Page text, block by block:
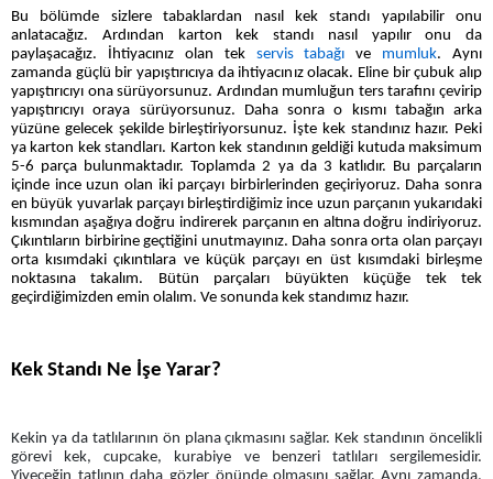
Bu bölümde sizlere tabaklardan nasıl kek standı yapılabilir onu
anlatacağız. Ardından karton kek standı nasıl yapılır onu da
paylaşacağız. İhtiyacınız olan tek servis tabağı ve mumluk. Aynı
zamanda güçlü bir yapıştırıcıya da ihtiyacın ızolacak. Eline bir çubuk alıp
yapıştırıcıyı ona sürüyorsunuz. Ardından mumluğun ters tarafını çevirip
yapıştırıcıyı oraya sürüyorsunuz. Daha sonra o kısmı tabağın arka
yüzüne gelecek şekilde birleştiriyorsunuz. İşte kek standınız hazır. Peki
ya karton kek standları. Karton kek standının geldiği kutuda maksimum
5-6 parça bulunmaktadır. Toplamda 2 ya da 3 katlıdır. Bu parçaların
içinde ince uzun olan iki parçayı birbirlerinden geçiriyoruz. Daha sonra
en büyük yuvarlak parçayı birleştirdiğimiz ince uzun parçanın yukarıdaki
kısmından aşağıya doğru indirerek parçanın en altına doğru indiriyoruz.
Çıkıntıların birbirine geçtiğini unutmayınız. Daha sonra orta olan parçayı
orta kısımdaki çıkıntılara ve küçük parçayı en üst kısımdaki birleşme
noktasına takalım. Bütün parçaları büyükten küçüğe tek tek
geçirdiğimizden emin olalım. Ve sonunda kek standımız hazır.
Kek Standı Ne İşe Yarar?
Kekin ya da tatlılarının ön plana çıkmasını sağlar. Kek standının öncelikli
görevi kek, cupcake, kurabiye ve benzeri tatlıları sergilemesidir.